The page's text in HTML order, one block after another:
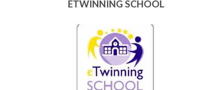
ETWINNING SCHOOL